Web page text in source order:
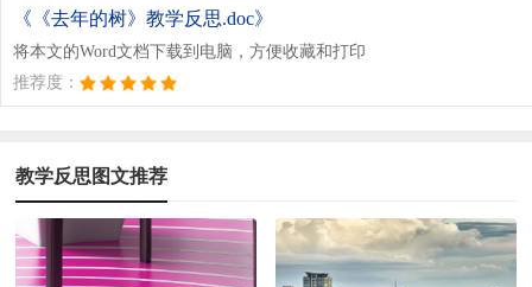
《《去年的树》教学反思.doc》
将本文的Word文档下载到电脑，方便收藏和打印
推荐度：
教学反思图文推荐